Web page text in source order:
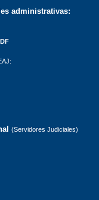
administrativas:
(Servidores Judiciales)